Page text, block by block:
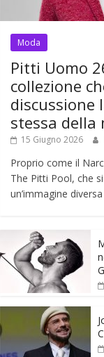
Moda
Pitti Uomo
collezione
discussione
stessa della
15 Giugno 2026
Proprio come il
The Pitti Pool, che
un’immagine